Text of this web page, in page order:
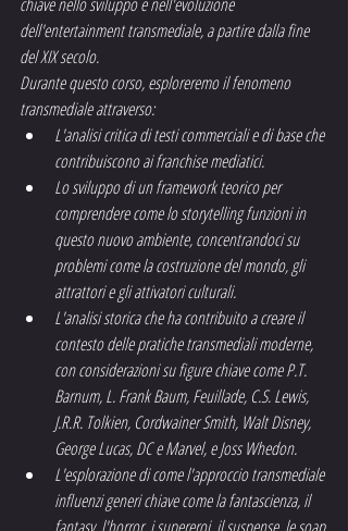
dell'entertainment transmediale, a partire dalla fine
del XIX secolo.
Durante questo corso, esploreremo il fenomeno
transmediale attraverso:
L'analisi critica di testi commerciali e di base che
contribuiscono ai franchise mediatici.
Lo sviluppo di un framework teorico per
comprendere come lo storytelling funzioni in
questo nuovo ambiente, concentrandoci su
problemi come la costruzione del mondo, gli
attrattori e gli attivatori culturali.
L'analisi storica che ha contribuito a creare il
contesto delle pratiche transmediali moderne,
con considerazioni su figure chiave come P.T.
Barnum, L. Frank Baum, Feuillade, C.S. Lewis,
J.R.R. Tolkien, Cordwainer Smith, Walt Disney,
George Lucas, DC e Marvel, e Joss Whedon.
L'esplorazione di come l'approccio transmediale
influenzi generi chiave come la fantascienza, il